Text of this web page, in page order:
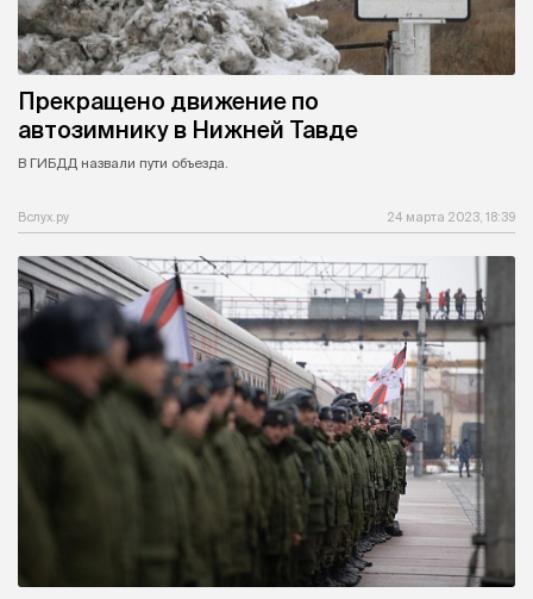
Прекращено движение по
автозимнику в Нижней Тавде
В ГИБДД назвали пути объезда.
Вслух.ру 24 марта 2023, 18:39